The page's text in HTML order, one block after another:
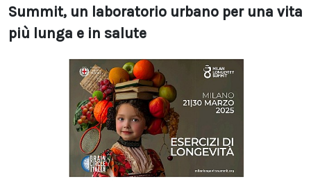
Summit, un laboratorio urbano per una vita
più lunga e in salute